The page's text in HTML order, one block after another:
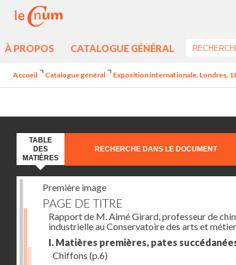
À PROPOS CATALOGUE GÉNÉRAL
Accueil Catalogue général Exposition internationale. Londres.
TABLE
DES
MATIÈRES
RECHERCHE DANS LE DOCUMENT
Première image
PAGE DE TITRE
Rapport de M. Aimé Girard, professeur de
industrielle au Conservatoire des arts et
I. Matières premières, pates
Chiffons (p.6)